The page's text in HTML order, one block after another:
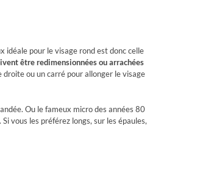
idéale pour le visage rond est donc celle
être redimensionnées ou arrachées
droite ou un carré pour allonger le visage
Ou le fameux micro des années 80
vous les préférez longs, sur les épaules,